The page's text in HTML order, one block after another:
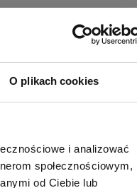
O plikach cookies
i analizować
społecznościowym,
od Ciebie lub
Cookies „sesyjne”
lub wyłączenia
określony w
pliki cookies
uwierzytelniania w